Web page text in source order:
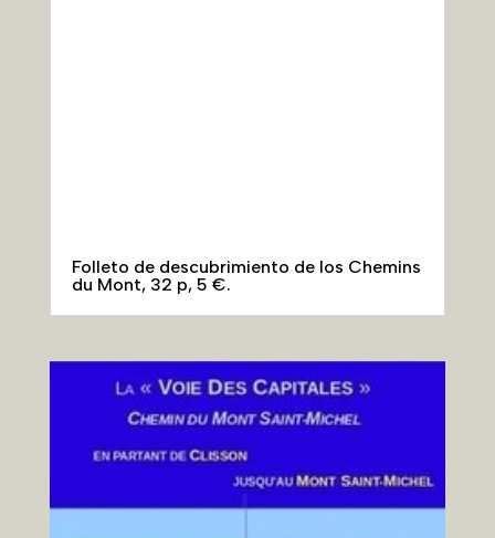
Folleto de descubrimiento de los Chemins
du Mont, 32 p, 5 €.